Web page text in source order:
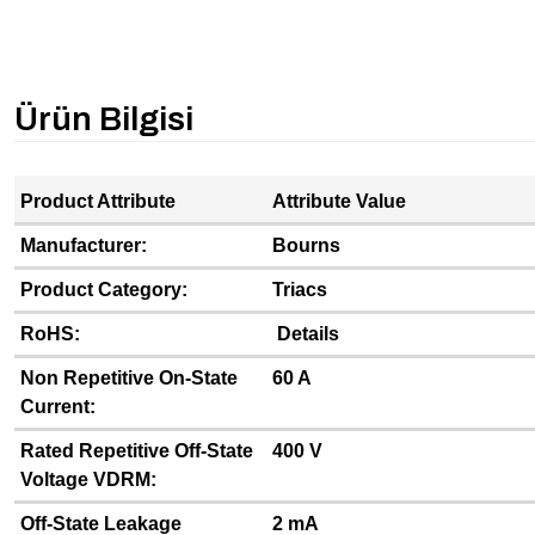
Ürün Bilgisi
Product Attribute Attribute Value
Manufacturer: Bourns
Product Category: Triacs
RoHS: Details
Non Repetitive On-State
Current:
60 A
Rated Repetitive Off-State
Voltage VDRM:
400 V
Off-State Leakage
2 mA